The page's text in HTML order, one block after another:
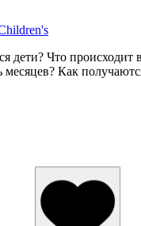
дети? Что
месяцев? Как